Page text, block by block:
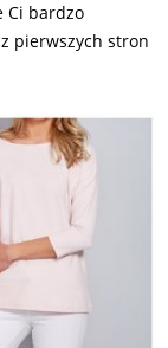
Ci bardzo
pierwszych stron